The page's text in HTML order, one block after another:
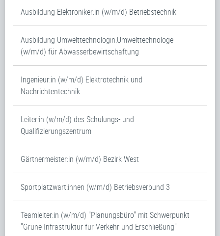
Ausbildung Elektroniker:in (w/m/d) Betriebstechnik
Ausbildung Umwelttechnologin:Umwelttechnologe
(w/m/d) für Abwasserbewirtschaftung
Ingenieur:in (w/m/d) Elektrotechnik und
Nachrichtentechnik
Leiter:in (w/m/d) des Schulungs- und
Qualifizierungszentrum
Gärtnermeister:in (w/m/d) Bezirk West
Sportplatzwart:innen (w/m/d) Betriebsverbund 3
Teamleiter:in (w/m/d) "Planungsbüro" mit Schwerpunkt
"Grüne Infrastruktur für Verkehr und Erschließung"